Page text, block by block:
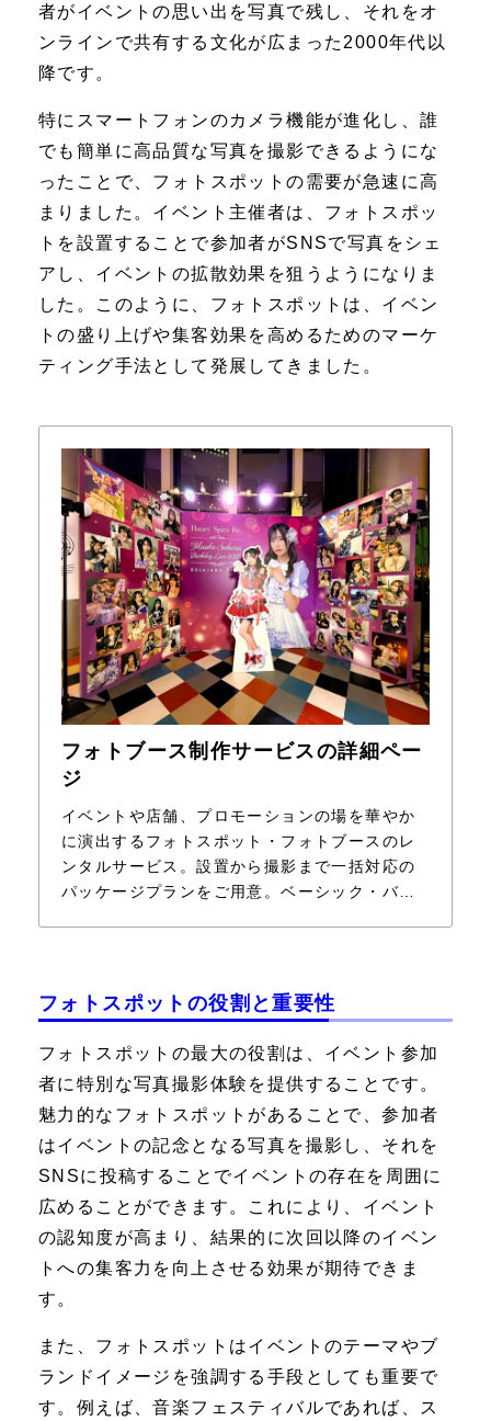
者がイベントの思い出を写真で残し、それをオ
ンラインで共有する文化が広まった2000年代以
降です。
特にスマートフォンのカメラ機能が進化し、誰
でも簡単に高品質な写真を撮影できるようにな
ったことで、フォトスポットの需要が急速に高
まりました。イベント主催者は、フォトスポッ
トを設置することで参加者がSNSで写真をシェ
アし、イベントの拡散効果を狙うようになりま
した。このように、フォトスポットは、イベン
トの盛り上げや集客効果を高めるためのマーケ
ティング手法として発展してきました。
フォトブース制作サービスの詳細ペー
ジ
イベントや店舗、プロモーションの場を華やか
に演出するフォトスポット・フォトブースのレ
ンタルサービス。設置から撮影まで一括対応の
パッケージプランをご用意。ベーシック・バル
フォトスポットの役割と重要性
フォトスポットの最大の役割は、イベント参加
者に特別な写真撮影体験を提供することです。
魅力的なフォトスポットがあることで、参加者
はイベントの記念となる写真を撮影し、それを
SNSに投稿することでイベントの存在を周囲に
広めることができます。これにより、イベント
の認知度が高まり、結果的に次回以降のイベン
トへの集客力を向上させる効果が期待できま
す。
また、フォトスポットはイベントのテーマやブ
ランドイメージを強調する手段としても重要で
す。例えば、音楽フェスティバルであれば、ス